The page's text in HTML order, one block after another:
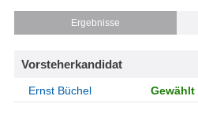
Ergebnisse
Vorsteherkandidat
Ernst Büchel Gewählt